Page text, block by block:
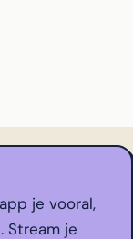
je vooral,
Stream je